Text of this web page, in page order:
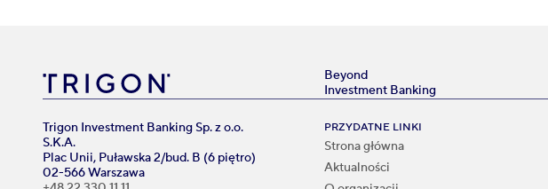
Beyond
Investment Banking
Trigon Investment Banking Sp. z o.o.
S.K.A.
Plac Unii, Puławska 2/bud. B (6 piętro)
02-566 Warszawa
PRZYDATNE LINKI
Strona główna
Aktualności